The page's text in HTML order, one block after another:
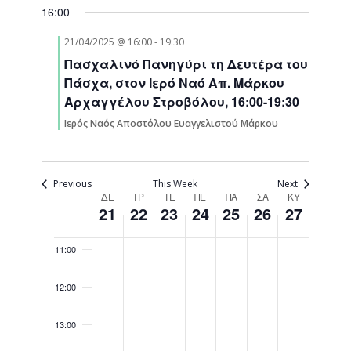
16:00
21/04/2025 @ 16:00- 19:30
Πασχαλινό Πανηγύρι τη Δευτέρα του
Πάσχα, στον Ιερό Ναό Απ. Μάρκου
Αρχαγγέλου Στροβόλου, 16:00-19:30
Ιερός Ναός Αποστόλου Ευαγγελιστού Μάρκου
Previous This Week Next
Events
ΔΕ
21
ΤΡ
22
ΤΕ
23
ΠΕ
24
ΠΑ
25
ΣΑ
26
ΚΥ
27
06:00
07:00
11:00
12:00
13:00